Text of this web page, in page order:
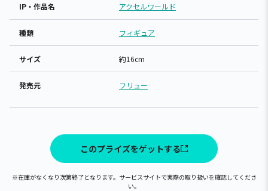
IP・作品名 アクセルワールド
種類 フィギュア
サイズ 約16cm
発売元 フリュー
このプライズをゲットする
※在庫がなくなり次第終了となります。サービスサイトで実際の取り扱いを確認してくださ
い。